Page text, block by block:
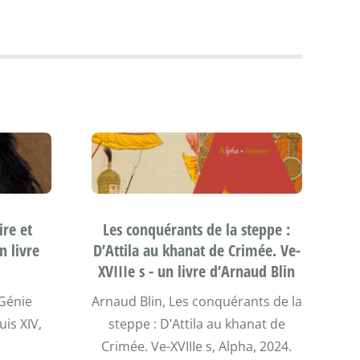
et
livre
XIV,
Les conquérants de la steppe :
D’Attila au khanat de Crimée. Ve-
XVIIIe s - un livre d’Arnaud Blin
Arnaud Blin, Les conquérants de la
steppe : D’Attila au khanat de
Crimée. Ve-XVIIIe s, Alpha, 2024.